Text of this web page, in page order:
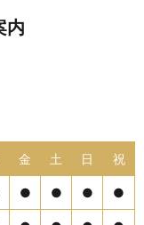
内
金 土 日 祝
● ● ● ●